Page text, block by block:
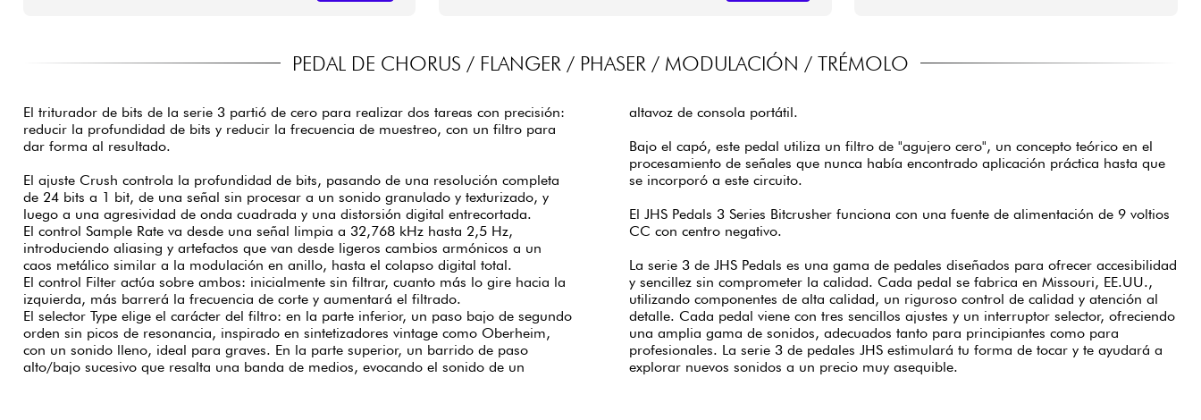
PEDAL DE CHORUS / FLANGER / PHASER / MODULACIÓN / TRÉMOLO
El triturador de bits de la serie 3 partió de cero para realizar dos tareas con precisión:
reducir la profundidad de bits y reducir la frecuencia de muestreo, con un filtro para
dar forma al resultado.
El ajuste Crush controla la profundidad de bits, pasando de una resolución completa
de 24 bits a 1 bit, de una señal sin procesar a un sonido granulado y texturizado, y
luego a una agresividad de onda cuadrada y una distorsión digital entrecortada.
El control Sample Rate va desde una señal limpia a 32,768 kHz hasta 2,5 Hz,
introduciendo aliasing y artefactos que van desde ligeros cambios armónicos a un
caos metálico similar a la modulación en anillo, hasta el colapso digital total.
El control Filter actúa sobre ambos: inicialmente sin filtrar, cuanto más lo gire hacia la
izquierda, más barrerá la frecuencia de corte y aumentará el filtrado.
El selector Type elige el carácter del filtro: en la parte inferior, un paso bajo de segundo
orden sin picos de resonancia, inspirado en sintetizadores vintage como Oberheim,
con un sonido lleno, ideal para graves. En la parte superior, un barrido de paso
alto/bajo sucesivo que resalta una banda de medios, evocando el sonido de un
altavoz de consola portátil.
Bajo el capó, este pedal utiliza un filtro de "agujero cero", un concepto teórico en el
procesamiento de señales que nunca había encontrado aplicación práctica hasta que
se incorporó a este circuito.
El JHS Pedals 3 Series Bitcrusher funciona con una fuente de alimentación de 9 voltios
CC con centro negativo.
La serie 3 de JHS Pedals es una gama de pedales diseñados para ofrecer accesibilidad
y sencillez sin comprometer la calidad. Cada pedal se fabrica en Missouri, EE.UU.,
utilizando componentes de alta calidad, un riguroso control de calidad y atención al
detalle. Cada pedal viene con tres sencillos ajustes y un interruptor selector, ofreciendo
una amplia gama de sonidos, adecuados tanto para principiantes como para
profesionales. La serie 3 de pedales JHS estimulará tu forma de tocar y te ayudará a
explorar nuevos sonidos a un precio muy asequible.